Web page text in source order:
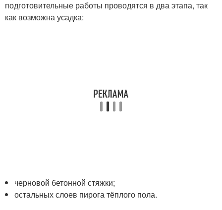
подготовительные работы проводятся в два этапа, так
как возможна усадка:
черновой бетонной стяжки;
остальных слоев пирога тёплого пола.